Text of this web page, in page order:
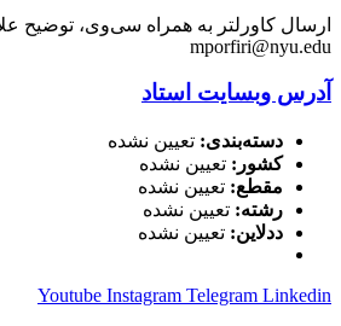
ارسال کاورلتر به همراه سی‌وی، توضیح
mporfiri@nyu.edu
آدرس وبسایت استاد
دسته‌بندی: تعیین نشده
کشور: تعیین نشده
مقطع: تعیین نشده
رشته: تعیین نشده
ددلاین: تعیین نشده
Youtube Instagram Telegram Linkedin